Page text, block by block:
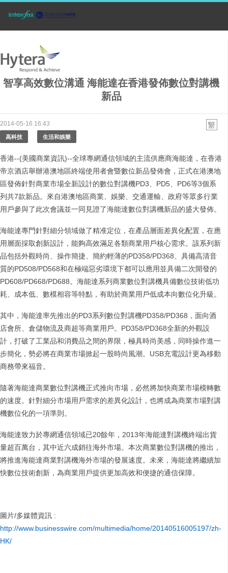
智享高效數位溝通 海能達在香港發佈數位對講機
新品
2014-05-16 16:43
高科技 生活和娛樂
香港--(美國商業資訊)--全球專網通信領域的主流供應商海能達，在香港
帝京酒店舉辦港澳地區終端使用者會暨數位新品發佈會，正式在港澳地
區發佈針對商業市場全新設計的數位對講機PD3、PD5、PD6等3個系
列共7款新品。來自港澳地區商業、娛樂、交通運輸、政府等眾多行業
用戶參與了此次會議並一同見證了海能達數位對講機新品的盛大發佈。
海能達專門針對細分領域做了精准定位，在產品層面差異化配置，在應
用層面採取創新設計，能夠高效滿足各類商業用戶核心需求。該系列新
品包括外觀時尚、操作簡捷、簡約輕薄的PD358/PD368、具備高清音
質的PD508/PD568和在極端惡劣環境下都可以應用並具備二次開發的
PD608/PD668/PD688。海能達系列商業數位對講機具備數位技術低功
耗、成本低、數模相容等特點，有助於商業用戶低成本向數位化升級。
其中，海能達率先推出的PD3系列數位對講機PD358/PD368，面向酒
店會所、倉儲物流及商超等商業用戶。PD358/PD368全新的外觀設
計，打破了工業品和消費品之間的界限，極具時尚美感，同時操作進一
步簡化，勢必將在商業市場掀起一股時尚風潮。USB充電設計更為移動
商務帶來福音。
隨著海能達商業數位對講機正式推向市場，必然將加快商業市場模轉數
的速度。針對細分市場用戶需求的差異化設計，也將成為商業市場對講
機數位化的一項準則。
海能達致力於專網通信領域已20餘年，2013年海能達對講機終端出貨
量超百萬台，其中近六成銷往海外市場。本次商業數位對講機的推出，
將推進海能達商業對講機海外市場的發展速度。未來，海能達將繼續加
快數位技術創新，為商業用戶提供更加高效和便捷的通信保障。
圖片/多媒體資訊 :
http://www.businesswire.com/multimedia/home/20140516005197/zh-
HK/